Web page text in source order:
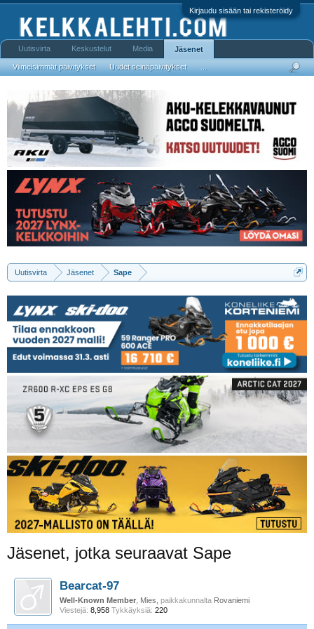
Kirjaudu sisään tai rekisteröidy
Uutisvirta Jäsenet Sape
Jäsenet, jotka seuraavat Sape
Bearcat-97
Well-Known Member , Mies, paikkakunnalta Rovaniemi
Viestejä: 8,958 Tykkäyksiä: 220
Uutisvirta Keskustelut Media Jäsenet
Viimeisimmät päivitykset Uudet seinäpäivitykset